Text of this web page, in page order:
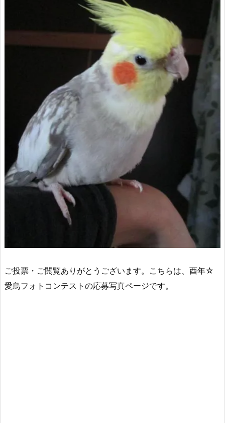
ご投票・ご閲覧ありがとうございます。こちらは、酉年☆
愛鳥フォトコンテストの応募写真ページです。